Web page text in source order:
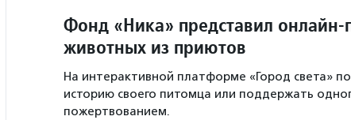
Фонд «Ника» представил
животных из приютов
На интерактивной платформе «Город света»
историю своего питомца или поддержать
пожертвованием.